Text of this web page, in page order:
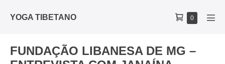
YOGA TIBETANO 0
FUNDAÇÃO LIBANESA DE MG –